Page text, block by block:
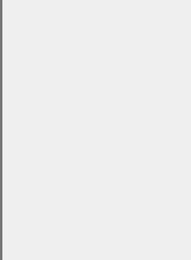
ろやかな味わい